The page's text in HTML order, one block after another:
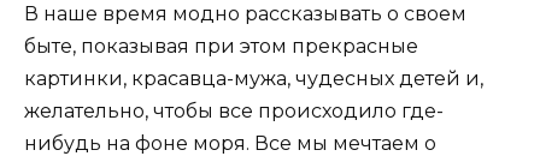
В наше время модно рассказывать о своем
быте, показывая при этом прекрасные
картинки, красавца-мужа, чудесных детей и,
желательно, чтобы все происходило где-
нибудь на фоне моря. Все мы мечтаем о